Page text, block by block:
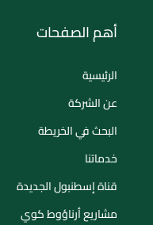
أهم الصفحات
الرئيسية
عن الشركة
البحث في الخريطة
خدماتنا
قناة إسطنبول الجديدة
مشاريع أرناؤوط كوي